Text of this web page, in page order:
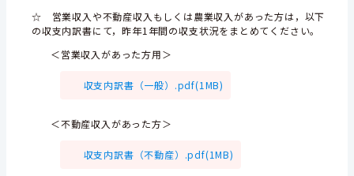
☆ 営業収入や不動産収入もしくは農業収入があった方は，以下
の収支内訳書にて，昨年1年間の収支状況をまとめてください。
＜営業収入があった方用＞
収支内訳書（一般）.pdf(1MB)
＜不動産収入があった方＞
収支内訳書（不動産）.pdf(1MB)